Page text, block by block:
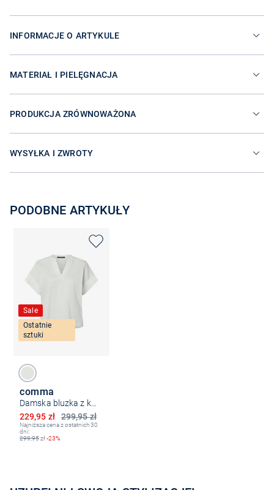
INFORMACJE O ARTYKULE
MATERIAŁ I PIELĘGNACJA
PRODUKCJA ZRÓWNOWAŻONA
WYSYŁKA I ZWROTY
PODOBNE ARTYKUŁY
Sale
Ostatnie
sztuki
comma
Damska bluzka z krótkim rękawem
299,95 zł
Obniżona cena
229,95 zł
Najniższa cena z ostatnich 30
dni:
299,95zł-23%